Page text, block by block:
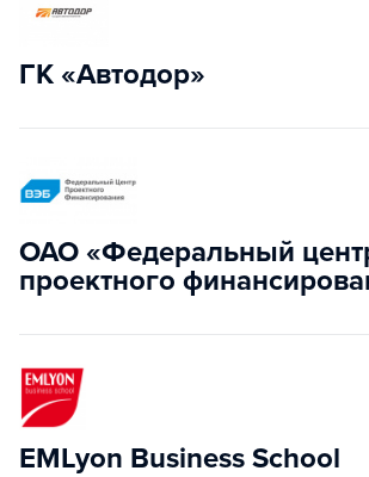
ГК «Автодор»
ОАО «Федеральный
проектного
​EMLyon Business School